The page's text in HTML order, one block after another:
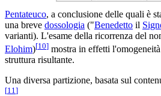
Pentateuco, a conclusione delle quali è
una breve dossologia ("Benedetto il
varianti). L'esame della ricorrenza del
Elohim)[10] mostra in effetti
struttura risultante.
Una diversa partizione, basata sul
[11]